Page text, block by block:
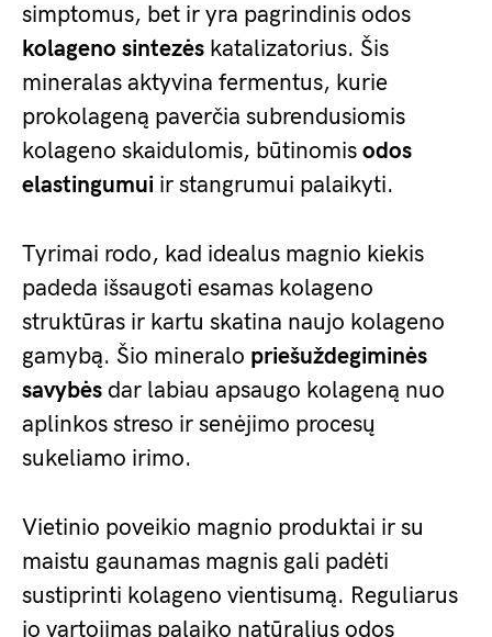
simptomus, bet ir yra pagrindinis odos
kolageno sintezės katalizatorius. Šis
mineralas aktyvina fermentus, kurie
prokolageną paverčia subrendusiomis
kolageno skaidulomis, būtinomis odos
elastingumui ir stangrumui palaikyti.
Tyrimai rodo, kad idealus magnio kiekis
padeda išsaugoti esamas kolageno
struktūras ir kartu skatina naujo kolageno
gamybą. Šio mineralo priešuždegiminės
savybės dar labiau apsaugo kolageną nuo
aplinkos streso ir senėjimo procesų
sukeliamo irimo.
Vietinio poveikio magnio produktai ir su
maistu gaunamas magnis gali padėti
sustiprinti kolageno vientisumą. Reguliarus
jo vartojimas palaiko natūralius odos